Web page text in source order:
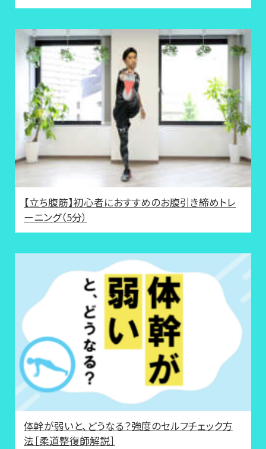
【立ち腹筋】初心者におすすめのお腹引き締めトレ
ーニング（5分）
体幹が弱いと、どうなる？強度のセルフチェック方
法［柔道整復師解説］